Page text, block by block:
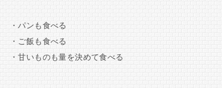
・パンも食べる
・ご飯も食べる
・甘いものも量を決めて食べる